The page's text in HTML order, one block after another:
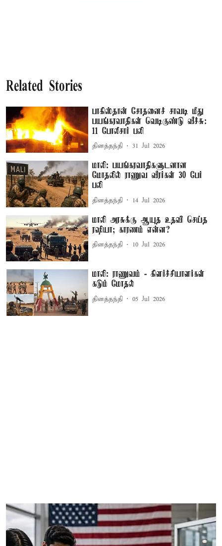
Related Stories
பாகிஸ்தான் சோதனைச் சாவடி மீது
பயங்கரவாதிகள் வெடிகுண்டு வீச்சு:
11 போலீசார் பலி
தினத்தந்தி 31 Jul 2026
மாலி: பயங்கரவாதிகளுடனான
மோதலில் ராணுவ வீரர்கள் 30 பேர்
பலி
தினத்தந்தி 14 Jul 2026
மாலி அரசுக்கு ஆயுத உதவி செய்த
ரஷியா; காரணம் என்ன?
தினத்தந்தி 10 Jul 2026
மாலி: ராணுவம் - கிளர்ச்சியாளர்கள்
கடும் மோதல்
தினத்தந்தி 05 Jul 2026